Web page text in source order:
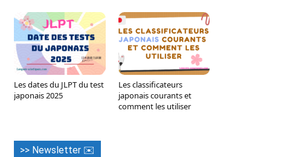
Les dates du JLPT du test
japonais 2025
Les classificateurs
japonais courants et
comment les utiliser
>> Newsletter ✉️